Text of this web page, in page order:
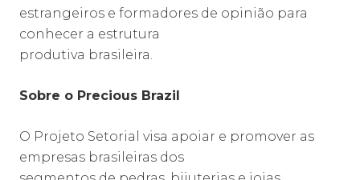
estrangeiros e formadores de opinião para
conhecer a estrutura
produtiva brasileira.
Sobre o Precious Brazil
O Projeto Setorial visa apoiar e promover as
empresas brasileiras dos